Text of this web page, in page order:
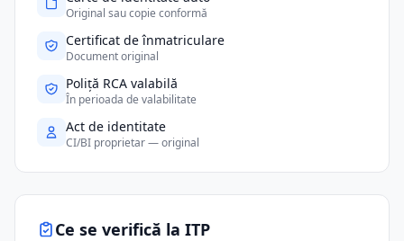
Original sau copie conformă
Certificat de înmatriculare
Document original
Poliță RCA valabilă
În perioada de valabilitate
Act de identitate
CI/BI proprietar — original
Ce se verifică la ITP